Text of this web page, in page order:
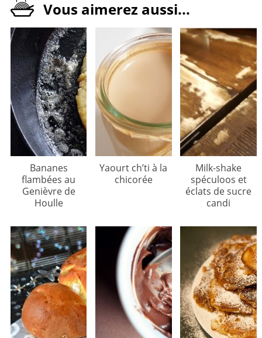
Vous aimerez aussi...
Bananes
flambées au
Genièvre de
Houlle
Yaourt ch’ti à la
chicorée
Milk-shake
spéculoos et
éclats de sucre
candi